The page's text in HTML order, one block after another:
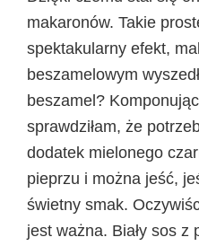
makaronów. Takie
spektakularny efekt,
beszamelowym
beszamel?
sprawdziłam, że
dodatek mielonego
pieprzu i można jeść,
świetny smak.
jest ważna. Biały sos z